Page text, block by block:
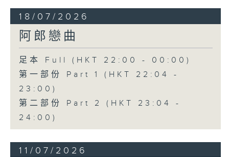
18/07/2026
阿郎戀曲
足本 Full (HKT 22:00 - 00:00)
第一部份 Part 1 (HKT 22:04 -
23:00)
第二部份 Part 2 (HKT 23:04 -
24:00)
11/07/2026